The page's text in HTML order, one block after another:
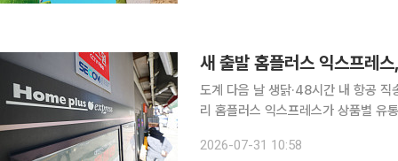
새 출발 홈플러스 익스프레
도계 다음 날 생닭·48시간 내 항공 직
리 홈플러스 익스프레스가 상품별 유통·숙성 기간을 관리하고 근거리 배송망을 연계해 신선식품 경
끝! 신선함 시작!'을 진행한다고 31일
2026-07-31 10:58